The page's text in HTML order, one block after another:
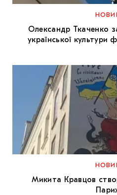
Олександр Ткаченко
української
Микита Кравцов